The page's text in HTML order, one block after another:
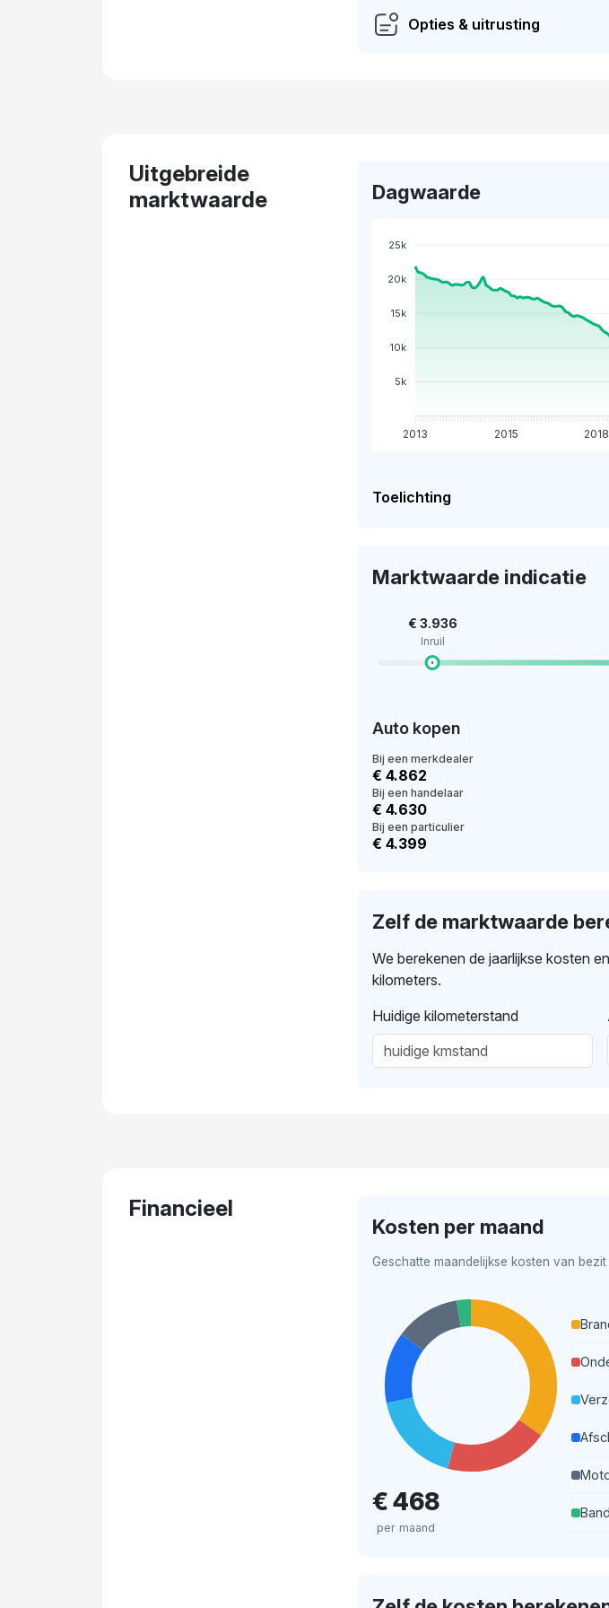
Opties & uitrusting
Uitgebreide
marktwaarde
Dagwaarde
25k
20k
15k
10k
5k
2013 2015 2018
Toelichting
Marktwaarde indicatie
€ 3.936
Inruil
Auto kopen
Bij een merkdealer
€ 4.862
Bij een handelaar
€ 4.630
Bij een particulier
€ 4.399
Zelf de marktwaarde
We berekenen de jaarlijkse kosten
kilometers.
Huidige kilometerstand
Financieel
Kosten per maand
Geschatte maandelijkse kosten van bezit
€ 468
per maand